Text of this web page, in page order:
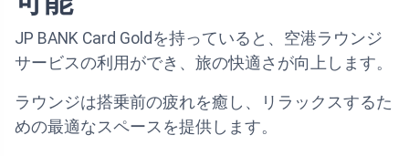
JP BANK Card Goldを持っていると、空港ラウンジ
サービスの利用ができ、旅の快適さが向上します。
ラウンジは搭乗前の疲れを癒し、リラックスするた
めの最適なスペースを提供します。